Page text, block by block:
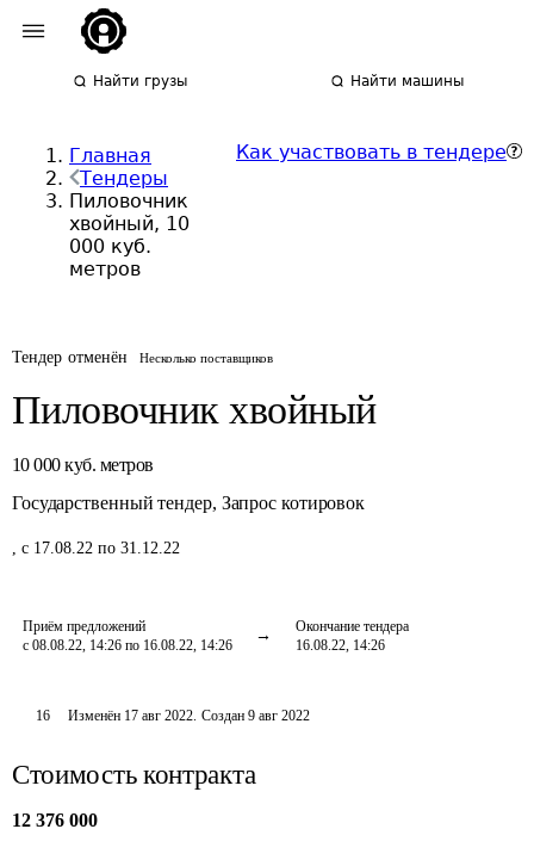
Найти грузы Найти машины
Главная
Тендеры
Пиловочник
хвойный, 10
000 куб.
метров
Как участвовать в тендере
Тендер отменён Несколько поставщиков
Пиловочник хвойный
10 000 куб. метров
Государственный тендер, Запрос котировок
, с 17.08.22 по 31.12.22
Приём предложений
с 08.08.22, 14:26 по 16.08.22, 14:26
Окончание тендера
16.08.22, 14:26
16 Изменён 17 авг 2022. Создан 9 авг 2022
Стоимость контракта
12 376 000